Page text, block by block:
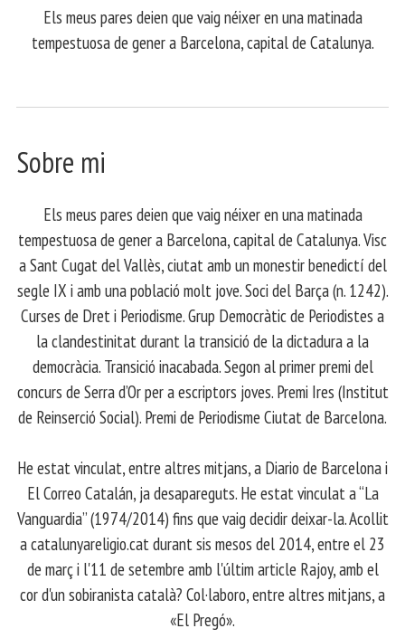
Els meus pares deien que vaig néixer en una matinada
tempestuosa de gener a Barcelona, capital de Catalunya.
Sobre mi
Els meus pares deien que vaig néixer en una matinada
tempestuosa de gener a Barcelona, capital de Catalunya. Visc
a Sant Cugat del Vallès, ciutat amb un monestir benedictí del
segle IX i amb una població molt jove. Soci del Barça (n. 1242).
Curses de Dret i Periodisme. Grup Democràtic de Periodistes a
la clandestinitat durant la transició de la dictadura a la
democràcia. Transició inacabada. Segon al primer premi del
concurs de Serra d’Or per a escriptors joves. Premi Ires (Institut
de Reinserció Social). Premi de Periodisme Ciutat de Barcelona.
​ He estat vinculat, entre altres mitjans, a Diario de Barcelona i
El Correo Catalán, ja desapareguts. He estat vinculat a “La
Vanguardia” (1974/2014) fins que vaig decidir deixar-la. Acollit
a catalunyareligio.cat durant sis mesos del 2014, entre el 23
de març i l'11 de setembre amb l'últim article Rajoy, amb el
cor d'un sobiranista català? Col·laboro, entre altres mitjans, a
«El Pregó».